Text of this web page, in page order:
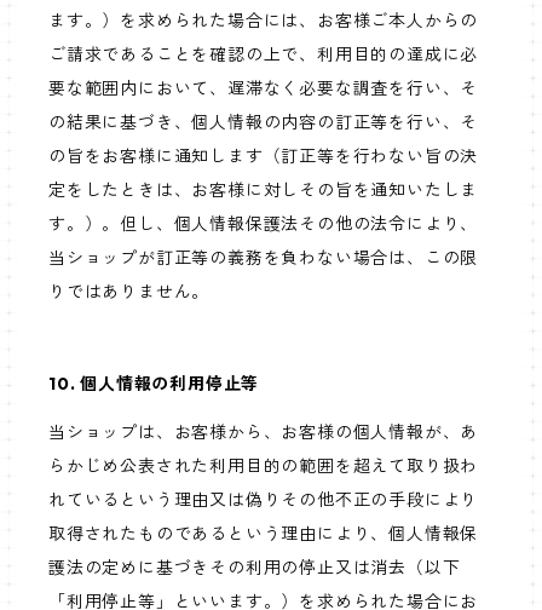
ます。）を求められた場合には、お客様ご本人からの
ご請求であることを確認の上で、利用目的の達成に必
要な範囲内において、遅滞なく必要な調査を行い、そ
の結果に基づき、個人情報の内容の訂正等を行い、そ
の旨をお客様に通知します（訂正等を行わない旨の決
定をしたときは、お客様に対しその旨を通知いたしま
す。）。但し、個人情報保護法その他の法令により、
当ショップが訂正等の義務を負わない場合は、この限
りではありません。
10. 個人情報の利用停止等
当ショップは、お客様から、お客様の個人情報が、あ
らかじめ公表された利用目的の範囲を超えて取り扱わ
れているという理由又は偽りその他不正の手段により
取得されたものであるという理由により、個人情報保
護法の定めに基づきその利用の停止又は消去（以下
「利用停止等」といいます。）を求められた場合にお